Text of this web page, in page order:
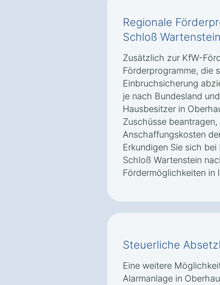
Regionale
Schloß
Zusätzlich zur KfW-
Förderprogramme, die
Einbruchsicherung
je nach Bundesland
Hausbesitzer in
Zuschüsse
Anschaffungskosten
Erkundigen Sie sich
Schloß Wartenstein
Fördermöglichkeiten in
Steuerliche
Eine weitere
Alarmanlage in